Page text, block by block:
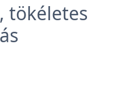
tökéletes